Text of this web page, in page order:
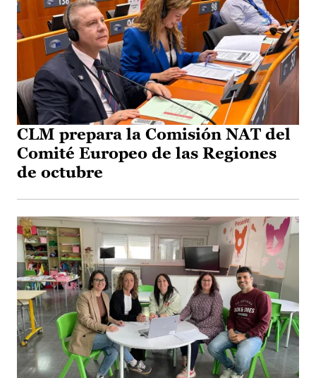
CLM prepara la Comisión NAT del
Comité Europeo de las Regiones
de octubre